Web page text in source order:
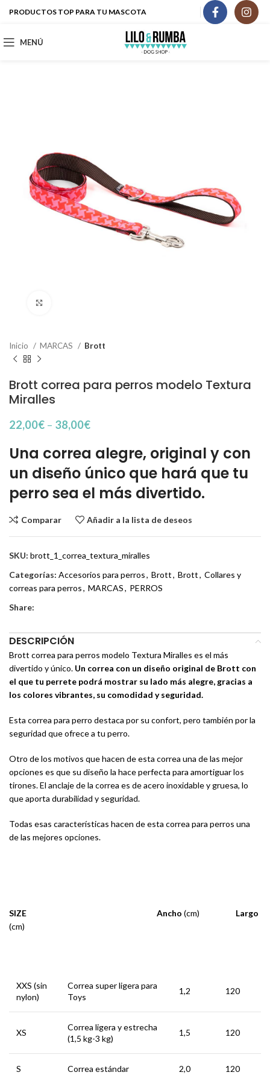
PRODUCTOS TOP PARA TU MASCOTA
MENÚ
Inicio MARCAS Brott
Brott correa para perros modelo Textura
Miralles
22,00€ – 38,00€
Una correa alegre, original y con
un diseño único que hará que tu
perro sea el más divertido.
Comparar Añadir a la lista de deseos
SKU: brott_1_correa_textura_miralles
Categorías: Accesorios para perros, Brott, Brott, Collares y
correas para perros, MARCAS, PERROS
Share:
DESCRIPCIÓN
Brott correa para perros modelo Textura Miralles es el más
divertido y único. Un correa con un diseño original de Brott con
el que tu perrete podrá mostrar su lado más alegre, gracias a
los colores vibrantes, su comodidad y seguridad.
Esta correa para perro destaca por su confort, pero también por la
seguridad que ofrece a tu perro.
Otro de los motivos que hacen de esta correa una de las mejor
opciones es que su diseño la hace perfecta para amortiguar los
tirones. El anclaje de la correa es de acero inoxidable y gruesa, lo
que aporta durabilidad y seguridad.
Todas esas características hacen de esta correa para perros una
de las mejores opciones.
SIZE Ancho (cm) Largo
(cm)
XXS (sin
nylon)
Correa super ligera para
Toys
1,2 120
XS
Correa ligera y estrecha
(1,5 kg-3 kg)
1,5 120
S Correa estándar 2,0 120